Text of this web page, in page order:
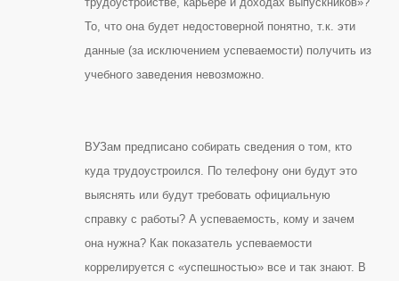
То, что она будет недостоверной понятно, т.к. эти
данные (за исключением успеваемости) получить из
учебного заведения невозможно.
ВУЗам предписано собирать сведения о том, кто
куда трудоустроился. По телефону они будут это
выяснять или будут требовать официальную
справку с работы? А успеваемость, кому и зачем
она нужна? Как показатель успеваемости
коррелируется с «успешностью» все и так знают. В